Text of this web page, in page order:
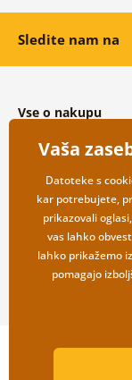
Sledite nam na
Vse o nakupu
Splošni in
Varovanje osebnih
Možnosti dostave in
Vračilo blaga
Vaša
Datoteke s
kar potrebujete,
prikazovali
vas lahko
lahko prikažemo
pomagajo